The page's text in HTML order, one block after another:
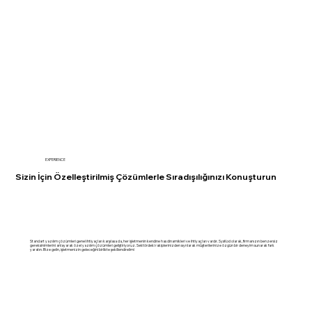
Sizin İçin Özelleştirilmiş Çözümlerle Sıradışılığınızı Konuşturun
EXPERIENCE
Standart yazılım çözümleri genel ihtiyaçları karşılasa da, her işletmenin kendine has dinamikleri ve ihtiyaçları vardır. SysKod olarak, firmanızın benzersiz
gereksinimlerini anlayarak özel yazılım çözümleri geliştiriyoruz. Sektördeki rakiplerinizden sıyrılarak müşterilerinize özgün bir deneyim sunarak fark
yaratın. Bize gelin, işletmenizin geleceğini birlikte şekillendirelim!